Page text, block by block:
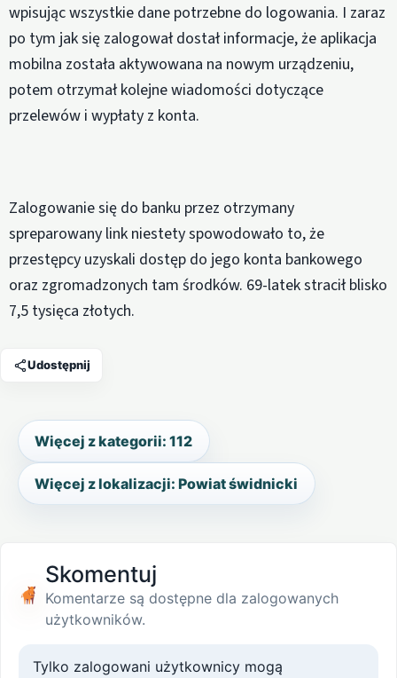
wpisując wszystkie dane potrzebne do logowania. I zaraz
po tym jak się zalogował dostał informacje, że aplikacja
mobilna została aktywowana na nowym urządzeniu,
potem otrzymał kolejne wiadomości dotyczące
przelewów i wypłaty z konta.
Zalogowanie się do banku przez otrzymany
spreparowany link niestety spowodowało to, że
przestępcy uzyskali dostęp do jego konta bankowego
oraz zgromadzonych tam środków. 69-latek stracił blisko
7,5 tysięca złotych.
Udostępnij
Więcej z kategorii: 112
Więcej z lokalizacji: Powiat świdnicki
Skomentuj
Komentarze są dostępne dla zalogowanych
użytkowników.
Tylko zalogowani użytkownicy mogą